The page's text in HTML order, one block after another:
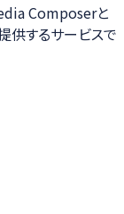
Composerと
供するサービスで